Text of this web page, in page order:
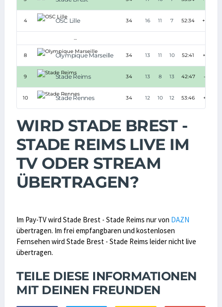
4 OSC Lille 34 16 11 7 52:34 +18
...
8 Olympique Marseille 34 13 11 10 52:41 +11
9 Stade Reims 34 13 8 13 42:47 -5
10 Stade Rennes 34 12 10 12 53:46 +7
WIRD STADE BREST -
STADE REIMS LIVE IM
TV ODER STREAM
ÜBERTRAGEN?
Im Pay-TV wird Stade Brest - Stade Reims nur von DAZN
übertragen. Im frei empfangbaren und kostenlosen
Fernsehen wird Stade Brest - Stade Reims leider nicht live
übertragen.
TEILE DIESE INFORMATIONEN
MIT DEINEN FREUNDEN